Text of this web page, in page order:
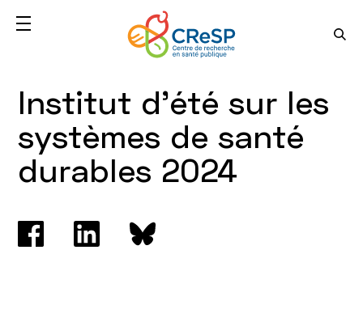
Institut d'été sur les
systèmes de santé
durables 2024